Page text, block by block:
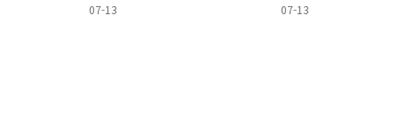
07-13
07-13